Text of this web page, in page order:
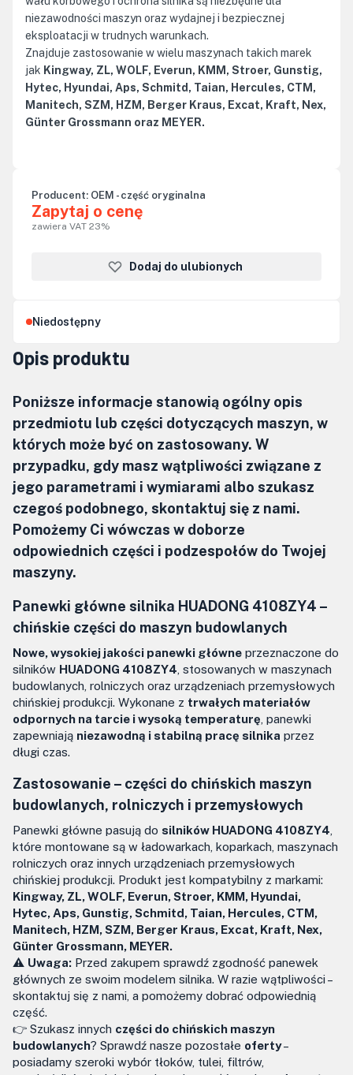
niezawodności maszyn oraz wydajnej i bezpiecznej
eksploatacji w trudnych warunkach.
Znajduje zastosowanie w wielu maszynach takich marek
jak Kingway, ZL, WOLF, Everun, KMM, Stroer, Gunstig,
Hytec, Hyundai, Aps, Schmitd, Taian, Hercules, CTM,
Manitech, SZM, HZM, Berger Kraus, Excat, Kraft, Nex,
Günter Grossmann oraz MEYER.
Producent: OEM - część oryginalna
Zapytaj o cenę
zawiera VAT 23%
Dodaj do ulubionych
Niedostępny
Opis produktu
Poniższe informacje stanowią ogólny opis
przedmiotu lub części dotyczących maszyn, w
których może być on zastosowany. W
przypadku, gdy masz wątpliwości związane z
jego parametrami i wymiarami albo szukasz
czegoś podobnego, skontaktuj się z nami.
Pomożemy Ci wówczas w doborze
odpowiednich części i podzespołów do Twojej
maszyny.
Panewki główne silnika HUADONG 4108ZY4 –
chińskie części do maszyn budowlanych
Nowe, wysokiej jakości panewki główne przeznaczone do
silników HUADONG 4108ZY4 , stosowanych w maszynach
budowlanych, rolniczych oraz urządzeniach przemysłowych
chińskiej produkcji. Wykonane z trwałych materiałów
odpornych na tarcie i wysoką temperaturę , panewki
zapewniają niezawodną i stabilną pracę silnika przez
długi czas.
Zastosowanie – części do chińskich maszyn
budowlanych, rolniczych i przemysłowych
Panewki główne pasują do silników HUADONG 4108ZY4
które montowane są w ładowarkach, koparkach, maszynach
rolniczych oraz innych urządzeniach przemysłowych
chińskiej produkcji. Produkt jest kompatybilny z markami:
Kingway, ZL, WOLF, Everun, Stroer, KMM, Hyundai,
Hytec, Aps, Gunstig, Schmitd, Taian, Hercules, CTM,
Manitech, HZM, SZM, Berger Kraus, Excat, Kraft, Nex,
Günter Grossmann, MEYER.
⚠️ Uwaga: Przed zakupem sprawdź zgodność panewek
głównych ze swoim modelem silnika. W razie wątpliwości –
skontaktuj się z nami, a pomożemy dobrać odpowiednią
część.
👉 Szukasz innych części do chińskich maszyn
budowlanych? Sprawdź nasze pozostałe oferty–
posiadamy szeroki wybór tłoków, tulei, filtrów,